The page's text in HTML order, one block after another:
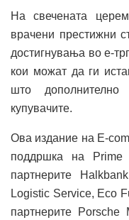
На свечената
врачени престижни
достигнувања во е-
кои можат да ги
што дополнително
купувачите.
Ова издание на E-
поддршка на Prime
партнерите
Logistic Service, Eco
партнерите